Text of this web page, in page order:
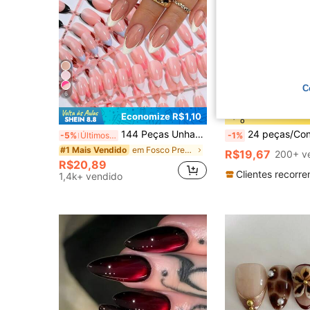
6
Economize R$1,10
-5% Últimos 3 dias 144 Peças Unhas Postiças Francesas Curtas em Formato de Amêndoa, 6 Cores Diferentes de Unhas Postiças Francesas, Unhas Postiças Reutilizáveis em 12 Tamanhos, Unhas Postiças com Cobertura Completa Brilhante para Manicure Feminina
#1 Mais Vendido em Fosco Pressione as unhas postiças
R$20,89
1,4k+ vendido
o
-1% 24 peças/Conjunto Adesivos de Unhas em Gel 3D com Formato de Amêndoa Francesa, Limão, Peixe Fofo, Xadrez Azul,
R$19,67 200+
Clientes